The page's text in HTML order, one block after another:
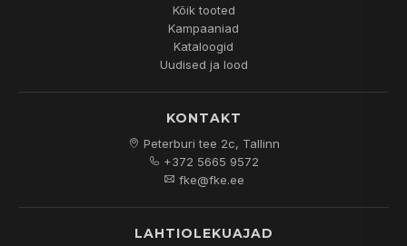
Kõik tooted
Kampaaniad
Kataloogid
Uudised ja lood
KONTAKT
Peterburi tee 2c, Tallinn
+372 5665 9572
fke@fke.ee
LAHTIOLEKUAJAD